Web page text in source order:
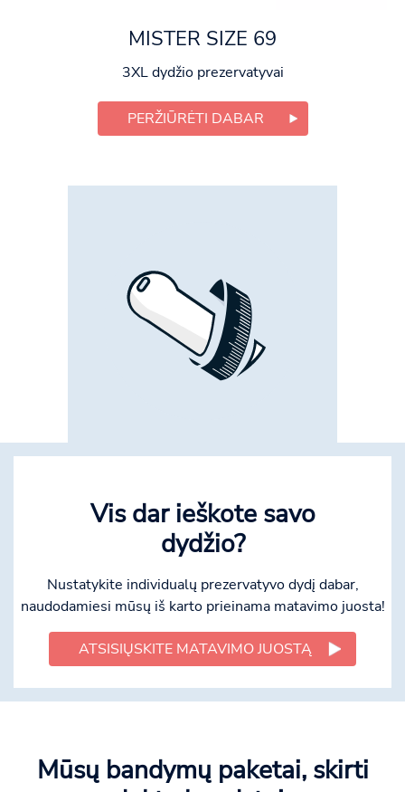
MISTER SIZE 69
3XL dydžio prezervatyvai
PERŽIŪRĖTI DABAR
Vis dar ieškote savo
dydžio?
Nustatykite individualų prezervatyvo dydį dabar,
naudodamiesi mūsų iš karto prieinama matavimo juosta!
ATSISIŲSKITE MATAVIMO JUOSTĄ
Mūsų bandymų paketai, skirti